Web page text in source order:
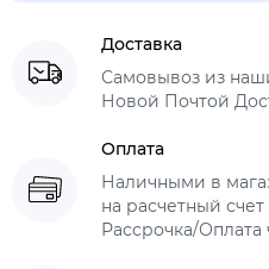
Доставка
Самовывоз из
Новой Почтой
Оплата
Наличными в
на расчетный
Рассрочка/Оплата